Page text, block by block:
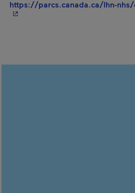
https://parcs.canada.ca/lhn-